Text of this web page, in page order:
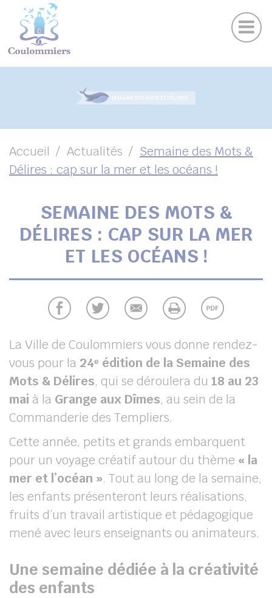
( AU QUOTIDIEN )
( FAMILLE )
( ENVIRONNEMENT ET URBANISME )
ActuPublications
Suivez-nous sur Facebook
Suivez-nous sur Instagram
Suivez-nous sur Twitter
Suivez-nous sur Youtube
Accueil Actualités
Semaine des Mots &
Délires : cap sur la mer et les océans !
SEMAINE DES MOTS &
DÉLIRES : CAP SUR LA MER
ET LES OCÉANS !
La Ville de Coulommiers vous donne rendez-
vous pour la 24ᵉ édition de la Semaine des
Mots & Délires, qui se déroulera du 18 au 23
mai à la Grange aux Dîmes, au sein de la
Commanderie des Templiers.
Cette année, petits et grands embarquent
pour un voyage créatif autour du thème « la
mer et l’océan ». Tout au long de la semaine,
les enfants présenteront leurs réalisations,
fruits d’un travail artistique et pédagogique
mené avec leurs enseignants ou animateurs.
Une semaine dédiée à la créativité
des enfants
Panneau de gestion des cookies